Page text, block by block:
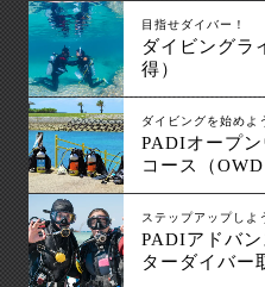
目指せダイバー！
ダイビングラ
得）
ダイビングを始めよ
PADIオープ
コース（
ステップアップしよ
PADIアドバ
ターダイバー